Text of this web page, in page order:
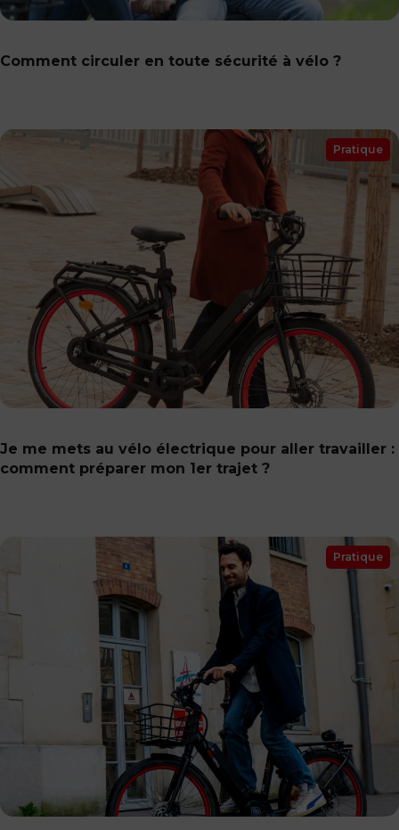
Comment circuler en toute sécurité à vélo ?
Pratique
Je me mets au vélo électrique pour aller travailler :
comment préparer mon 1er trajet ?
Pratique